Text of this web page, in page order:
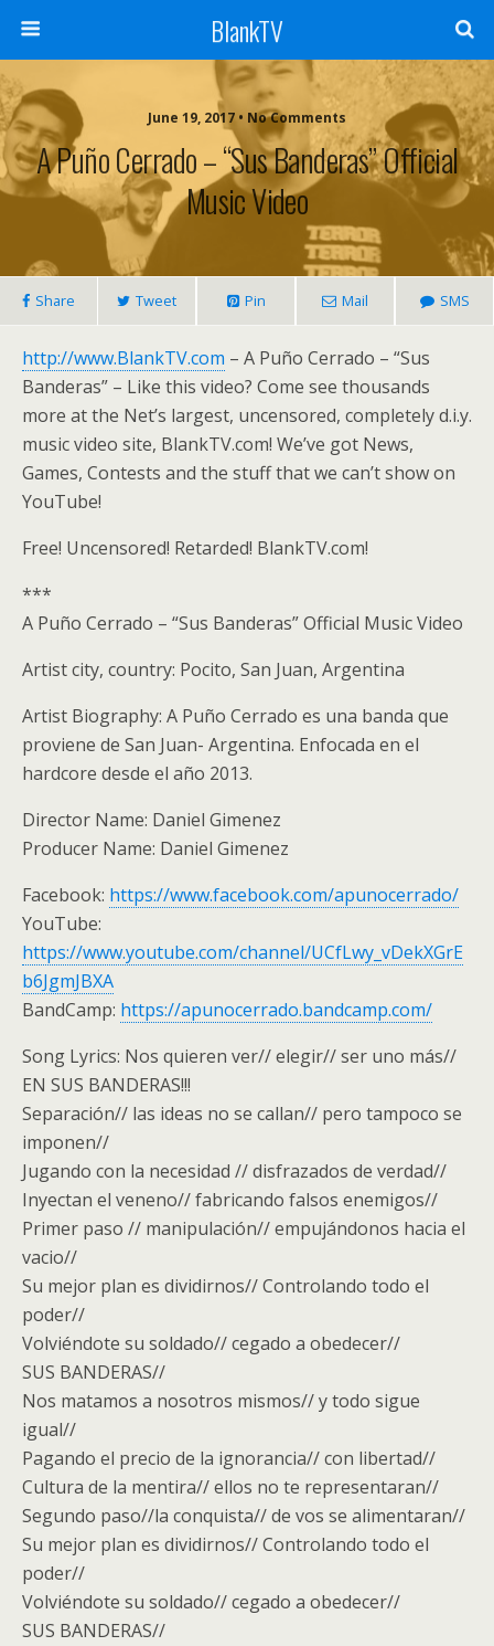
BlankTV
June 19, 2017 • No Comments
A Puño Cerrado – “Sus Banderas” Official
Music Video
Share Tweet Pin Mail SMS
http://www.BlankTV.com – A Puño Cerrado – “Sus
Banderas” – Like this video? Come see thousands
more at the Net’s largest, uncensored, completely d.i.y.
music video site, BlankTV.com! We’ve got News,
Games, Contests and the stuff that we can’t show on
YouTube!
Free! Uncensored! Retarded! BlankTV.com!
***
A Puño Cerrado – “Sus Banderas” Official Music Video
Artist city, country: Pocito, San Juan, Argentina
Artist Biography: A Puño Cerrado es una banda que
proviene de San Juan- Argentina. Enfocada en el
hardcore desde el año 2013.
Director Name: Daniel Gimenez
Producer Name: Daniel Gimenez
Facebook: https://www.facebook.com/apunocerrado/
YouTube:
https://www.youtube.com/channel/UCfLwy_vDekXGrE
b6JgmJBXA
BandCamp: https://apunocerrado.bandcamp.com/
Song Lyrics: Nos quieren ver// elegir// ser uno más//
EN SUS BANDERAS!!!
Separación// las ideas no se callan// pero tampoco se
imponen//
Jugando con la necesidad // disfrazados de verdad//
Inyectan el veneno// fabricando falsos enemigos//
Primer paso // manipulación// empujándonos hacia el
vacio//
Su mejor plan es dividirnos// Controlando todo el
poder//
Volviéndote su soldado// cegado a obedecer//
SUS BANDERAS//
Nos matamos a nosotros mismos// y todo sigue
igual//
Pagando el precio de la ignorancia// con libertad//
Cultura de la mentira// ellos no te representaran//
Segundo paso//la conquista// de vos se alimentaran//
Su mejor plan es dividirnos// Controlando todo el
poder//
Volviéndote su soldado// cegado a obedecer//
SUS BANDERAS//